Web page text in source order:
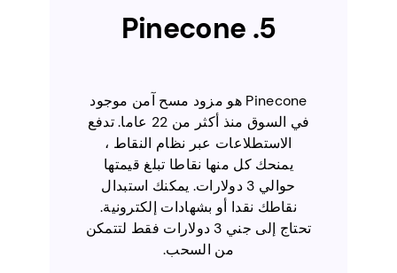
5. Pinecone
Pinecone هو مزود مسح آمن موجود
في السوق منذ أكثر من 22 عاما. تدفع
الاستطلاعات عبر نظام النقاط ،
يمنحك كل منها نقاطا تبلغ قيمتها
حوالي 3 دولارات. يمكنك استبدال
نقاطك نقدا أو بشهادات إلكترونية.
تحتاج إلى جني 3 دولارات فقط لتتمكن
من السحب.